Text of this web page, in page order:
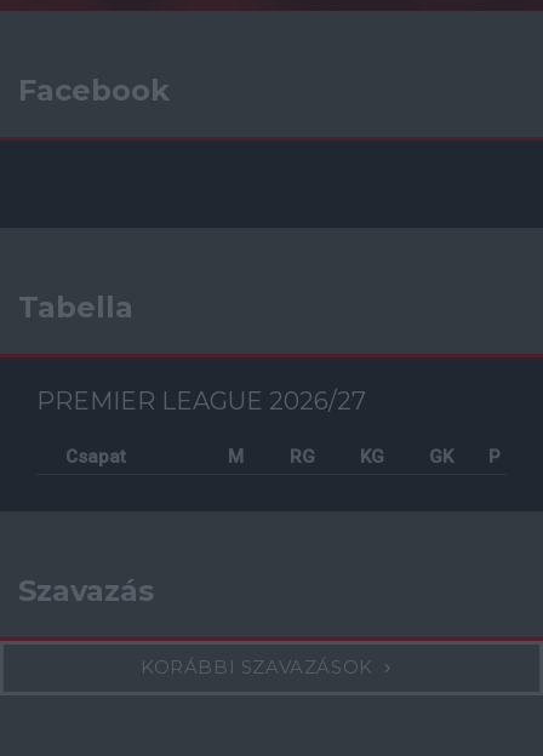
Facebook
Tabella
PREMIER LEAGUE 2026/27
Csapat M RG KG GK P
Szavazás
KORÁBBI SZAVAZÁSOK